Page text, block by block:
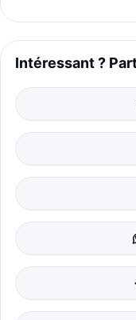
Intéressant ?